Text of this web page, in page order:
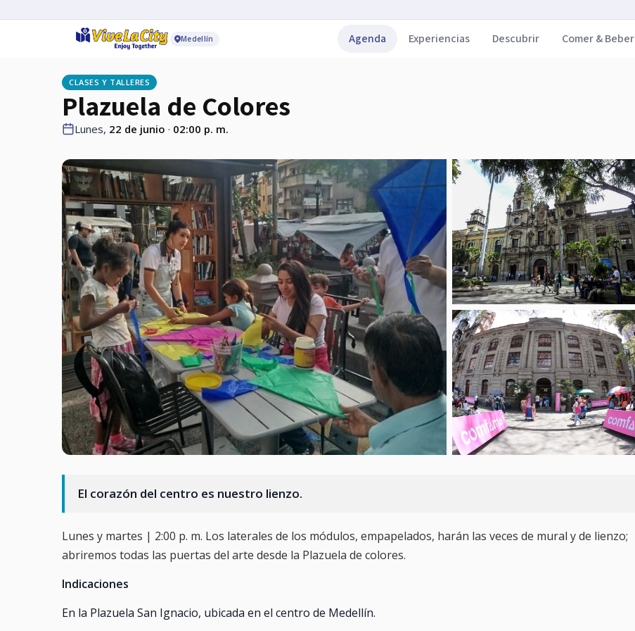
Medellín Agenda Experiencias Descubrir Comer & Beber
CLASES Y TALLERES
Plazuela de Colores
Lunes, 22 de junio · 02:00 p. m.
El corazón del centro es nuestro lienzo.
Lunes y martes | 2:00 p. m. Los laterales de los módulos, empapelados, harán las veces de mural y de lienzo;
abriremos todas las puertas del arte desde la Plazuela de colores.
Indicaciones
En la Plazuela San Ignacio, ubicada en el centro de Medellín.